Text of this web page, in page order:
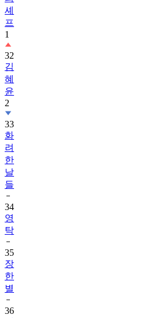
셰
프
1
32
김
혜
윤
2
33
화
려
한
날
들
34
영
탁
35
장
한
별
36